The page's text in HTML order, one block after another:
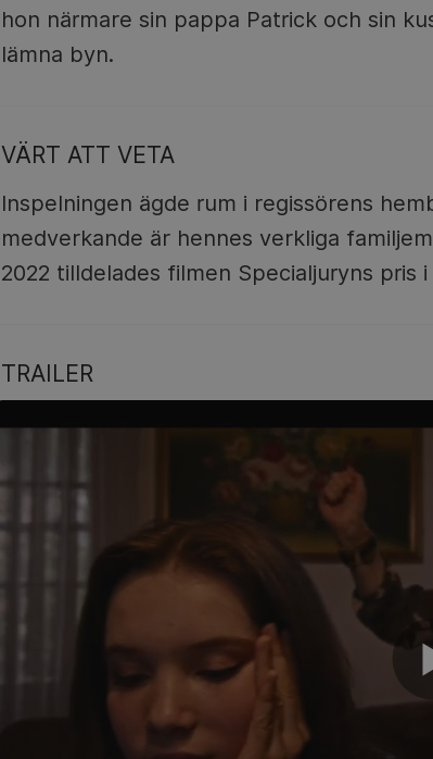
hon närmare sin pappa Patrick och sin
lämna byn.
VÄRT ATT VETA
Inspelningen ägde rum i regissörens
medverkande är hennes verkliga
2022 tilldelades filmen Specialjuryns pris
TRAILER